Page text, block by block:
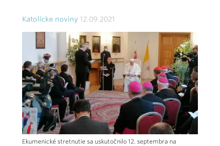
Katolícke noviny 12.09.2021
Ekumenické stretnutie sa uskutočnilo 12. septembra na